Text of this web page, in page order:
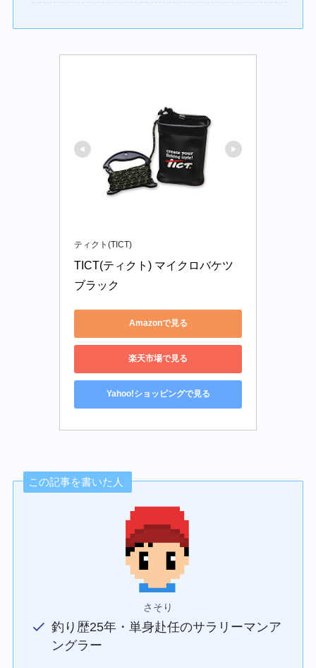
ティクト(TICT)
TICT(ティクト) マイクロバケツ
ブラック
Amazonで見る
楽天市場で見る
Yahoo!ショッピングで見る
この記事を書いた人
さそり
釣り歴25年・単身赴任のサラリーマンア
ングラー